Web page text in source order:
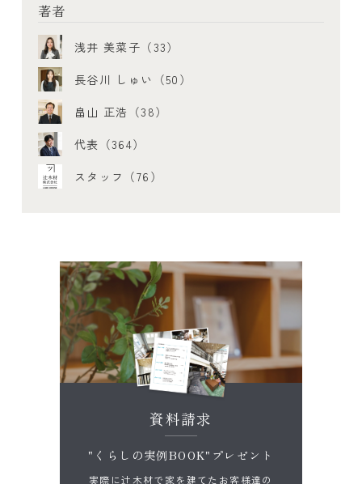
著者
浅井 美菜子（33）
長谷川 しゅい（50）
畠山 正浩（38）
代表（364）
スタッフ（76）
資料請求
"くらしの実例BOOK"プレゼント
実際に辻木材で家を建てたお客様達の